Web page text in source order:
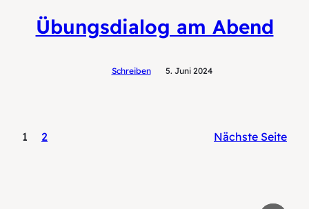
Übungsdialog am Abend
Schreiben 5. Juni 2024
1 2 Nächste Seite